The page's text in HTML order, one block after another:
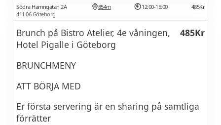
Södra Hamngatan 2A
411 06 Göteborg
854m 12:00-15:00 485Kr
Brunch på Bistro Atelier, 4e våningen,
Hotel Pigalle i Göteborg
485Kr
BRUNCHMENY
ATT BÖRJA MED
Er första servering är en sharing på samtliga
förrätter